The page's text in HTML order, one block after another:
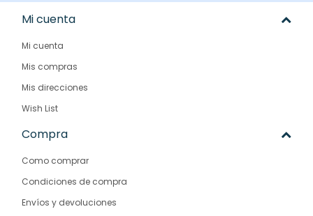
Mi cuenta
Mi cuenta
Mis compras
Mis direcciones
Wish List
Compra
Como comprar
Condiciones de compra
Envíos y devoluciones